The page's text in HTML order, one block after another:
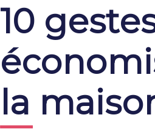
10
la